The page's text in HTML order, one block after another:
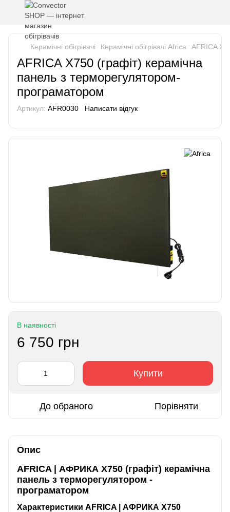
Керамічні обігрівачі Керамічні обігрівачі Africa AFRICA
AFRICA X750 (графіт) керамічна
панель з терморегулятором-
програматором
Артикул: AFR0030 Написати відгук
В наявності
6 750 грн
Купити
До обраного Порівняти
Опис
АFRICA | АФРИКА X750 (графіт) керамічна
панель з терморегулятором -
програматором
Характеристики АFRICA | АФРИКА X750